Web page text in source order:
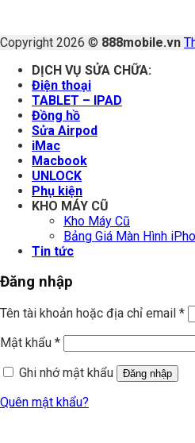
Copyright 2026 © 888mobile.vn
DỊCH VỤ SỬA CHỮA:
Điện thoại
TABLET – IPAD
Đồng hồ
Sửa Airpod
iMac
Macbook
UNLOCK
Phụ kiện
KHO MÁY CŨ
Kho Máy Cũ
Bảng Giá Màn Hình
Tin tức
Đăng nhập
Tên tài khoản hoặc địa chỉ email *
Mật khẩu *
Ghi nhớ mật khẩu
Đăng nhập
Quên mật khẩu?